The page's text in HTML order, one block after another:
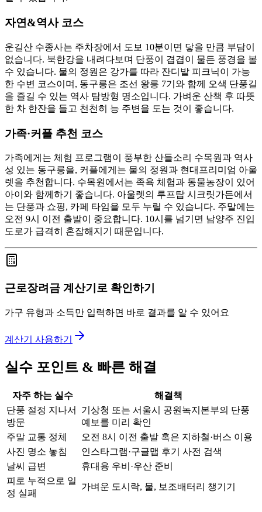
자연&역사 코스
운길산 수종사는 주차장에서 도보 10분이면 닿을 만큼 부담이
없습니다. 북한강을 내려다보며 단풍이 겹겹이 물든 풍경을 볼
수 있습니다. 물의 정원은 강가를 따라 잔디밭 피크닉이 가능
한 수변 코스이며, 동구릉은 조선 왕릉 7기와 함께 오색 단풍길
을 즐길 수 있는 역사 탐방형 명소입니다. 가벼운 산책 후 따뜻
한 차 한잔을 들고 천천히 능 주변을 도는 것이 좋습니다.
가족·커플 추천 코스
가족에게는 체험 프로그램이 풍부한 산들소리 수목원과 역사
성 있는 동구릉을, 커플에게는 물의 정원과 현대프리미엄 아울
렛을 추천합니다. 수목원에서는 족욕 체험과 동물농장이 있어
아이와 함께하기 좋습니다. 아울렛의 루프탑 시크릿가든에서
는 단풍과 쇼핑, 카페 타임을 모두 누릴 수 있습니다. 주말에는
오전 9시 이전 출발이 중요합니다. 10시를 넘기면 남양주 진입
도로가 급격히 혼잡해지기 때문입니다.
근로장려금 계산기로 확인하기
가구 유형과 소득만 입력하면 바로 결과를 알 수 있어요
계산기 사용하기
실수 포인트 & 빠른 해결
자주 하는 실수
해결책
단풍 절정 지나서
방문
기상청 또는 서울시 공원녹지본부의 단풍
예보를 미리 확인
주말 교통 정체
오전 8시 이전 출발 혹은 지하철·버스 이용
사진 명소 놓침
인스타그램·구글맵 후기 사전 검색
날씨 급변
휴대용 우비·우산 준비
피로 누적으로 일
정 실패
가벼운 도시락, 물, 보조배터리 챙기기